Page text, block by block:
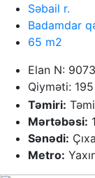
Səbail r.
Badamdar
65 m2
Elan N:
Qiyməti:
Təmiri:
Mərtəbəsi:
Sənədi:
Metro: